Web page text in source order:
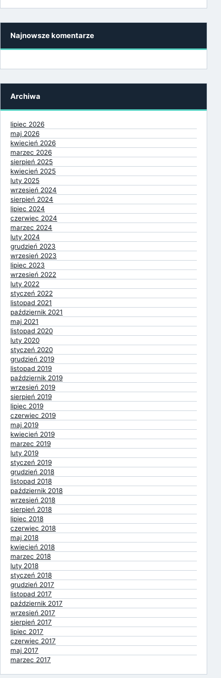
Najnowsze komentarze
Archiwa
lipiec 2026
maj 2026
kwiecień 2026
marzec 2026
sierpień 2025
kwiecień 2025
luty 2025
wrzesień 2024
sierpień 2024
lipiec 2024
czerwiec 2024
marzec 2024
luty 2024
grudzień 2023
wrzesień 2023
lipiec 2023
wrzesień 2022
luty 2022
styczeń 2022
listopad 2021
październik 2021
maj 2021
listopad 2020
luty 2020
styczeń 2020
grudzień 2019
listopad 2019
październik 2019
wrzesień 2019
sierpień 2019
lipiec 2019
czerwiec 2019
maj 2019
kwiecień 2019
marzec 2019
luty 2019
styczeń 2019
grudzień 2018
listopad 2018
październik 2018
wrzesień 2018
sierpień 2018
lipiec 2018
czerwiec 2018
maj 2018
kwiecień 2018
marzec 2018
luty 2018
styczeń 2018
grudzień 2017
listopad 2017
październik 2017
wrzesień 2017
sierpień 2017
lipiec 2017
czerwiec 2017
maj 2017
marzec 2017